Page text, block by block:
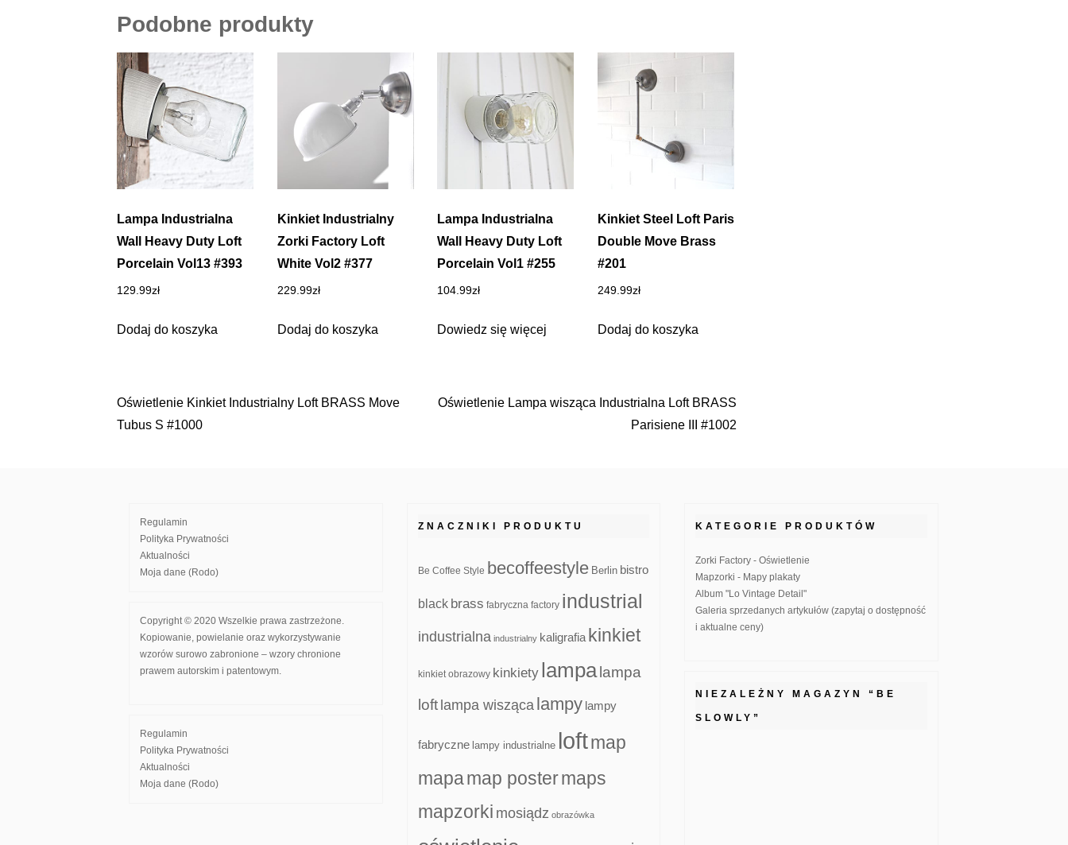
Podobne produkty
Lampa Industrialna
Wall Heavy Duty Loft
Porcelain Vol13 #393
129.99zł
Dodaj do koszyka
Kinkiet Industrialny
Zorki Factory Loft
White Vol2 #377
229.99zł
Dodaj do koszyka
Lampa Industrialna
Wall Heavy Duty Loft
Porcelain Vol1 #255
104.99zł
Dowiedz się więcej
Kinkiet Steel Loft Paris
Double Move Brass
#201
249.99zł
Dodaj do koszyka
Nawigacja
Oświetlenie Kinkiet Industrialny Loft BRASS Move
Tubus S #1000
Oświetlenie Lampa wisząca Industrialna Loft BRASS
Parisiene III #1002
Regulamin
Polityka Prywatności
Aktualności
Moja dane (Rodo)
Copyright © 2020 Wszelkie prawa zastrzeżone.
Kopiowanie, powielanie oraz wykorzystywanie
wzorów surowo zabronione – wzory chronione
prawem autorskim i patentowym.
Regulamin
Polityka Prywatności
Aktualności
Moja dane (Rodo)
ZNACZNIKI PRODUKTU
Be Coffee Style becoffeestyle Berlin bistro
black brass fabryczna factory industrial
industrialna industrialny kaligrafia kinkiet
kinkiet obrazowy kinkiety lampa lampa
loft lampa wisząca lampy lampy
fabryczne lampy industrialne loftmap
mapamap postermaps
mapzorki mosiądz obrazówka
KATEGORIE PRODUKTÓW
Zorki Factory - Oświetlenie
Mapzorki - Mapy plakaty
Album "Lo Vintage Detail"
Galeria sprzedanych artykułów (zapytaj o dostępność
i aktualne ceny)
NIEZALEŻNY MAGAZYN “BE
SLOWLY”